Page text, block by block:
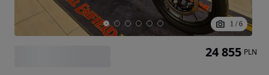
1 / 6
24 855 PLN